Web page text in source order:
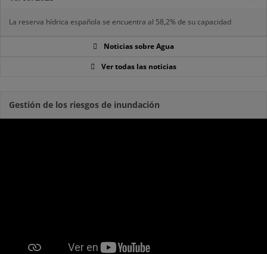
La reserva hídrica española se encuentra al 58,2% de su capacidad
Noticias sobre Agua
Ver todas las noticias
Gestión de los riesgos de inundación